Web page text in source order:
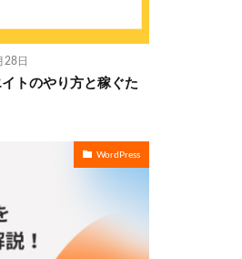
28日
トのやり方と稼ぐた
WordPress